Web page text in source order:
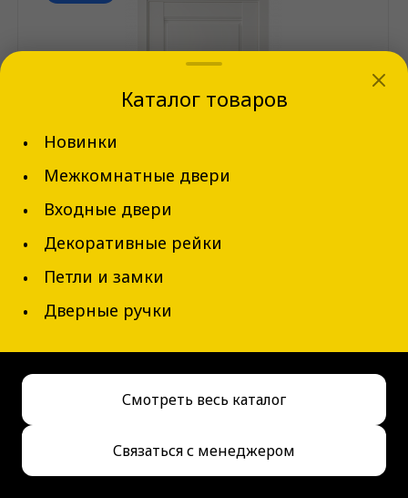
В наличии
от 7 700 ₽
Каталог товаров
Новинки
Межкомнатные двери
Входные двери
Декоративные рейки
Петли и замки
Дверные ручки
Смотреть весь каталог
Связаться с менеджером